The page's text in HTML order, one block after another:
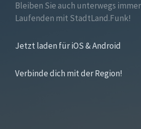
Bleiben Sie auch unterwegs
Laufenden mit StadtLand.Funk!
Jetzt laden für iOS & Android
Verbinde dich mit der Region!